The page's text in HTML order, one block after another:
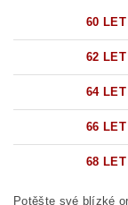
60 LET
62 LET
64 LET
66 LET
68 LET
Potěšte své blízké